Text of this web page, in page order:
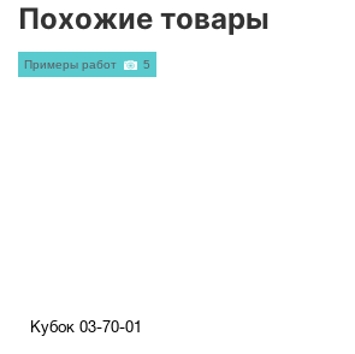
Похожие товары
Кубок 03-70-01
Примеры работ 5